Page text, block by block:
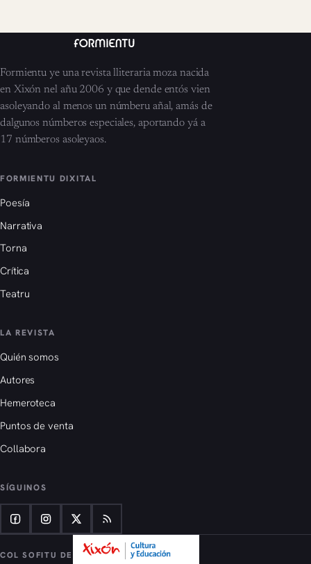
Formientu ye una revista lliteraria moza nacida
en Xixón nel añu 2006 y que dende entós vien
asoleyando al menos un númberu añal, amás de
dalgunos númberos especiales, aportando yá a
17 númberos asoleyaos.
FORMIENTU DIXITAL
Poesía
Narrativa
Torna
Crítica
Teatru
LA REVISTA
Quién somos
Autores
Hemeroteca
Puntos de venta
Collabora
SÍGUINOS
COL SOFITU DE